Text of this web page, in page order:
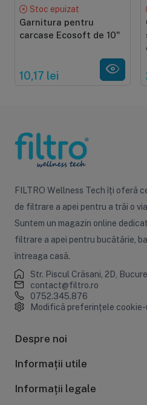
Stoc epuizat
Garnitura pentru
carcase Ecosoft de 10"
10,17 lei
FILTRO Wellness Tech îți oferă
de filtrare a apei pentru a trăi o
Suntem un magazin online
filtrare a apei pentru bucătărie,
întreaga casă.
Str. Piscul Crăsani, 2D,
contact@filtro.ro
0752.345.876
Modifică preferințele
Despre noi
Informații utile
Informații legale